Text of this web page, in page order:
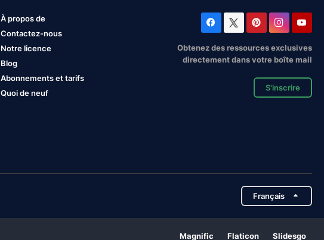
À propos de
Contactez-nous
Notre licence
Blog
Abonnements et tarifs
Quoi de neuf
Obtenez des ressources exclusives
directement dans votre boîte mail
S'inscrire
Français
Magnific Flaticon Slidesgo